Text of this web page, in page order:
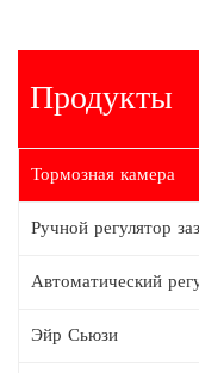
Продукты
Тормозная камера
Ручной регулятор
Автоматический
Эйр Сьюзи